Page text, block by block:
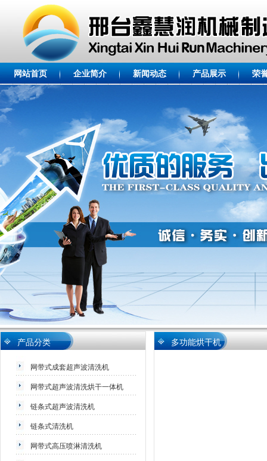
网站首页 企业简介 新闻动态 产品展示 荣
多功能烘干机
产品分类
网带式成套超声波清洗机
网带式超声波清洗烘干一体机
链条式超声波清洗机
链条式清洗机
网带式高压喷淋清洗机